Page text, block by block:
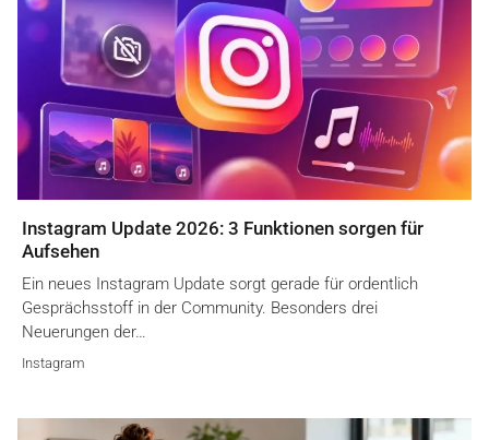
Instagram Update 2026: 3 Funktionen sorgen für
Aufsehen
Ein neues Instagram Update sorgt gerade für ordentlich
Gesprächsstoff in der Community. Besonders drei
Neuerungen der…
Instagram